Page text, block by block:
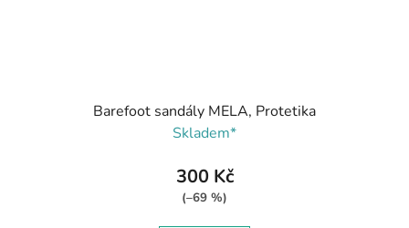
Barefoot sandály MELA, Protetika
Skladem*
300 Kč
(–69 %)